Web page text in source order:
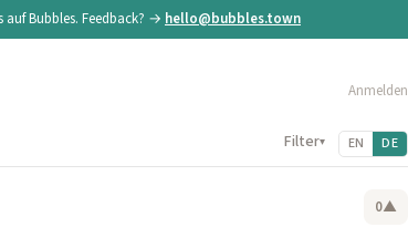
Bubbles. Feedback? → hello@bubbles.town
Anmelden
Filter▾ EN DE
0▲